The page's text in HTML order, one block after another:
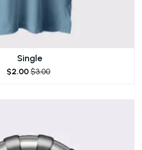
Single
$3.00
$2.00